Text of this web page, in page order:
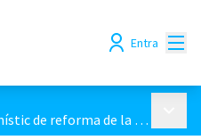
Entra
de la Plaça de la Bòbila